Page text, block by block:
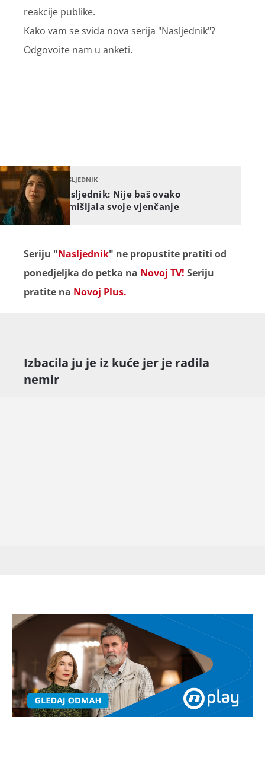
reakcije publike.
Kako vam se sviđa nova serija "Nasljednik"?
Odgovoite nam u anketi.
NASLJEDNIK
Nasljednik: Nije baš ovako
zamišljala svoje vjenčanje
Seriju "Nasljednik" ne propustite pratiti od
ponedjeljka do petka na Novoj TV! Seriju
pratite na Novoj Plus.
Izbacila ju je iz kuće jer je radila
nemir